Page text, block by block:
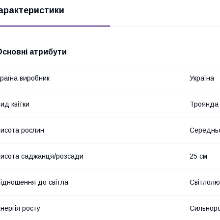
атрибути
виробник Україна
квітки Троянда
рослин
саджанця/розсади 25 см
до світла
росту